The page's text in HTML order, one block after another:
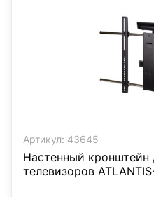
Артикул: 43645
Настенный кронштейн
телевизоров